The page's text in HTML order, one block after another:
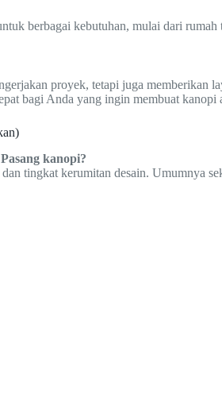
berbagai kebutuhan, mulai dari
proyek, tetapi juga memberikan
bagi Anda yang ingin membuat kanopi
kanopi?
tingkat kerumitan desain. Umumnya